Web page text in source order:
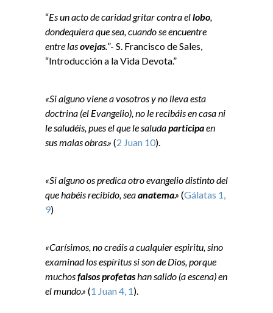
“Es un acto de caridad gritar contra ellobo,
dondequiera que sea, cuando se encuentre
entre lasovejas.”- S. Francisco de Sales,
“Introducción a la Vida Devota.”
«Si alguno viene a vosotros y no lleva esta
doctrina (el Evangelio), no le recibáis en casa ni
le saludéis, pues el que le saludaparticipaen
sus malas obras.» (2 Juan 10).
«Si alguno os predica otro evangelio distinto del
que habéis recibido, seaanatema.» (Gálatas 1,
9)
«Carísimos, no creáis a cualquier espiritu, sino
examinad los espíritus si son de Dios, porque
muchosfalsos profetashan salido (a escena) en
el mundo.» (1 Juan 4, 1).